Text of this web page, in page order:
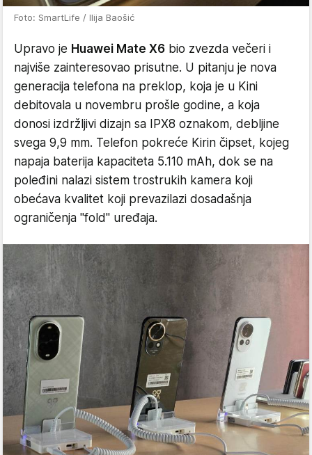
Foto: SmartLife / Ilija Baošić
Upravo je Huawei Mate X6 bio zvezda večeri i
najviše zainteresovao prisutne. U pitanju je nova
generacija telefona na preklop, koja je u Kini
debitovala u novembru prošle godine, a koja
donosi izdržljivi dizajn sa IPX8 oznakom, debljine
svega 9,9 mm. Telefon pokreće Kirin čipset, kojeg
napaja baterija kapaciteta 5.110 mAh, dok se na
poleđini nalazi sistem trostrukih kamera koji
obećava kvalitet koji prevazilazi dosadašnja
ograničenja "fold" uređaja.